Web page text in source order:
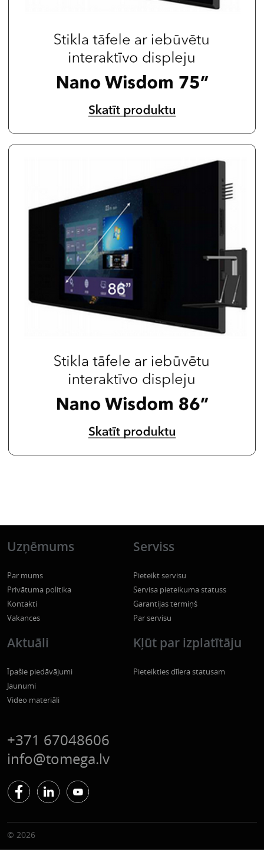
Uzņēmums
Par mums
Privātuma politika
Kontakti
Vakances
Serviss
Pieteikt servisu
Servisa pieteikuma statuss
Garantijas termiņš
Par servisu
Aktuāli
Īpašie piedāvājumi
Jaunumi
Video materiāli
Kļūt par izplatītāju
Pieteikties dīlera statusam
+371 67048606
info@tomega.lv
© 2026